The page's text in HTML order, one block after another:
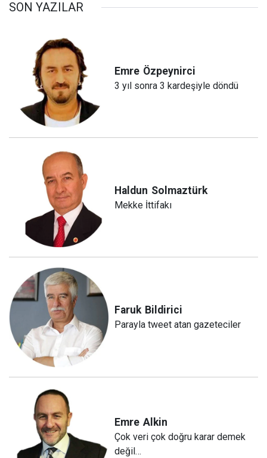
SON YAZILAR
Emre Özpeynirci
3 yıl sonra 3 kardeşiyle döndü
Haldun Solmaztürk
Mekke İttifakı
Faruk Bildirici
Parayla tweet atan gazeteciler
Emre Alkin
Çok veri çok doğru karar demek
değil…